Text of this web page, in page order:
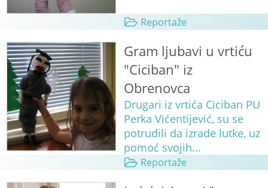
Reportaže
Gram ljubavi u vrtiću
"Ciciban" iz
Obrenovca
Drugari iz vrtića Ciciban PU
Perka Vićentijević, su se
potrudili da izrade lutke, uz
pomoć svojih...
Reportaže